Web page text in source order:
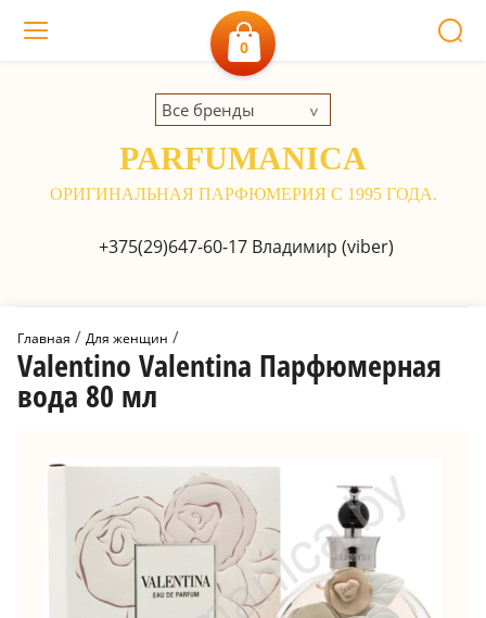
0
+375(29)647-60-17Владимир (viber)
Все бренды
PARFUMANICA
ОРИГИНАЛЬНАЯ ПАРФЮМЕРИЯ С 1995 ГОДА.
Главная / Для женщин /
Valentino Valentina Парфюмерная
вода 80 мл